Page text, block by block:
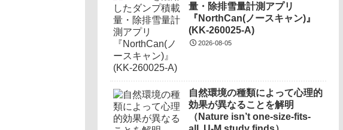
量・除排雪量計測アプリ
『NorthCan(ノースキャン)』
(KK-260025-A)
2026-08-05
自然環境の種類によって心理的
効果が異なることを解明
（Nature isn’t one-size-fits-